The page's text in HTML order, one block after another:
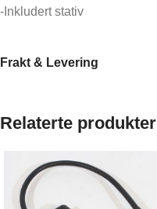
-Inkludert stativ
Frakt & Levering
Relaterte produkter